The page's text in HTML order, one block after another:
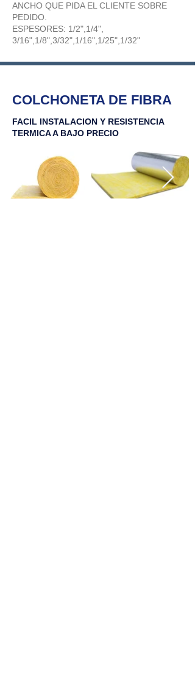
ANCHO QUE PIDA EL CLIENTE SOBRE
PEDIDO.
ESPESORES: 1/2",1/4",
3/16",1/8",3/32",1/16",1/25",1/32"
COLCHONETA DE FIBRA
FACIL INSTALACION Y RESISTENCIA
TERMICA A BAJO PRECIO